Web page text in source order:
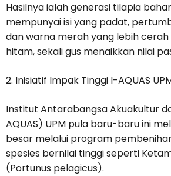
Hasilnya ialah generasi tilapia
mempunyai isi yang padat,
dan warna merah yang lebih
hitam, sekali gus menaikkan nilai
2. Inisiatif Impak Tinggi I-AQUAS
Institut Antarabangsa Akuakultur
AQUAS) UPM pula baru-baru ini
besar melalui program
spesies bernilai tinggi seperti
(Portunus pelagicus).